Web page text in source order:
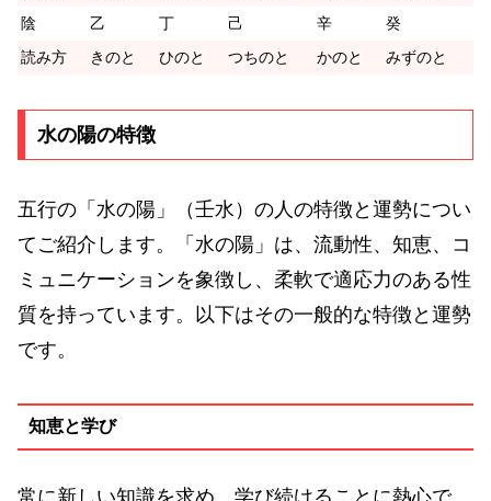
陰
乙 丁 己 辛
癸
読み方
きのと ひのと つちのと かのと みずのと
水の陽の特徴
五行の「水の陽」（壬水）の人の特徴と運勢につい
てご紹介します。「水の陽」は、流動性、知恵、コ
ミュニケーションを象徴し、柔軟で適応力のある性
質を持っています。以下はその一般的な特徴と運勢
です。
知恵と学び
常に新しい知識を求め、学び続けることに熱心で